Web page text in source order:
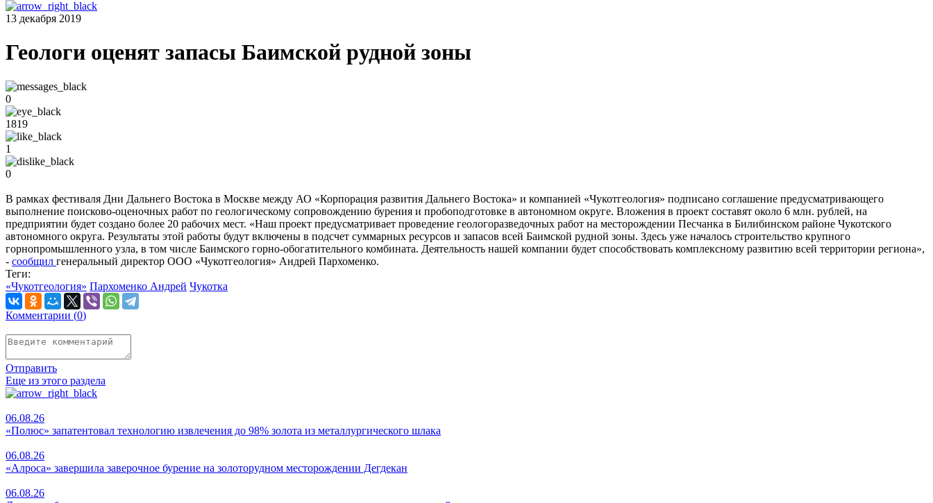
13 декабря 2019
Геологи оценят запасы Баимской рудной зоны
0
1819
1
0
В рамках фестиваля Дни Дальнего Востока в Москве между АО «Корпорация развития Дальнего Востока» и компанией «Чукотгеология» подписано соглашение предусматривающего
выполнение поисково-оценочных работ по геологическому сопровождению бурения и пробоподготовке в автономном округе. Вложения в проект составят около 6 млн. рублей, на
предприятии будет создано более 20 рабочих мест. «Наш проект предусматривает проведение геологоразведочных работ на месторождении Песчанка в Билибинском районе Чукотского
автономного округа. Результаты этой работы будут включены в подсчет суммарных ресурсов и запасов всей Баимской рудной зоны. Здесь уже началось строительство крупного
горнопромышленного узла, в том числе Баимского горно-обогатительного комбината. Деятельность нашей компании будет способствовать комплексному развитию всей территории региона»,
- сообщил генеральный директор ООО «Чукотгеология» Андрей Пархоменко.
Теги:
«Чукотгеология» Пархоменко Андрей Чукотка
Комментарии (0)
Отправить
Еще из этого раздела
06.08.26
«Полюс» запатентовал технологию извлечения до 98% золота из металлургического шлака
06.08.26
«Алроса» завершила заверочное бурение на золоторудном месторождении Дегдекан
06.08.26